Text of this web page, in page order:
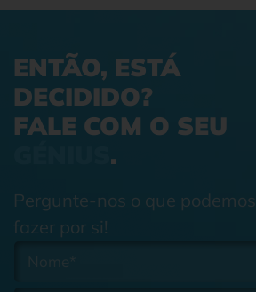
ENTÃO, ESTÁ
DECIDIDO?
FALE COM O SEU
.
Pergunte-nos o que podemos
fazer por si!